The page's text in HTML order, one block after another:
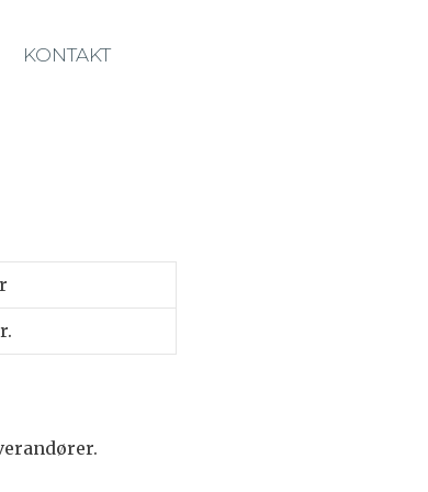
KONTAKT